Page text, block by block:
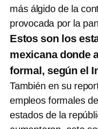
más álgido de la
provocada por la
Estos son los
mexicana donde
formal, según el
También en su
empleos formales
estados de la